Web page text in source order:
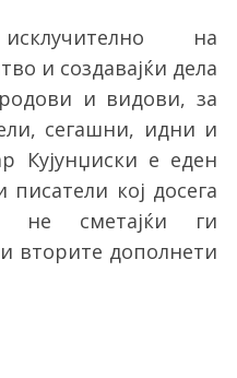
на
и создавајќи дела
и видови, за
сегашни, идни и
Кујунџиски е еден
кој досега
не сметајќи ги
вторите дополнети